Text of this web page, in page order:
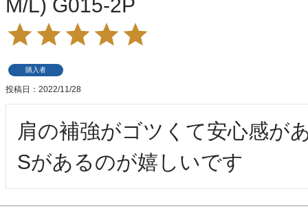
M/L) G015-2P
購入者
投稿日 2022/11/28
肩の補強がゴツくて安心感が
Sがあるのが嬉しいです